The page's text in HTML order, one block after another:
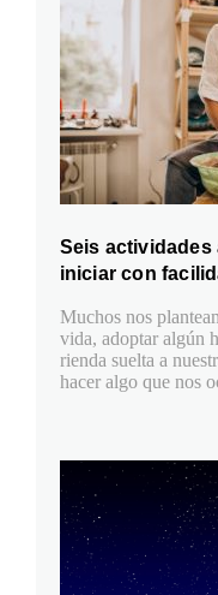
Seis
iniciar con
Muchos nos
vida, adoptar algún
rienda suelta a
hacer algo que nos